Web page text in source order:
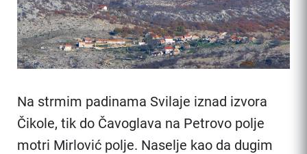
Na strmim padinama Svilaje iznad izvora
Čikole, tik do Čavoglava na Petrovo polje
motri Mirlović polje. Naselje kao da dugim